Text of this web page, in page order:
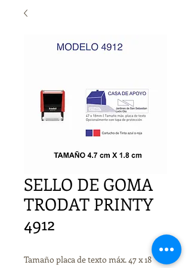
SELLO DE GOMA
TRODAT PRINTY
4912
Tamaño placa de texto máx. 47 x 18